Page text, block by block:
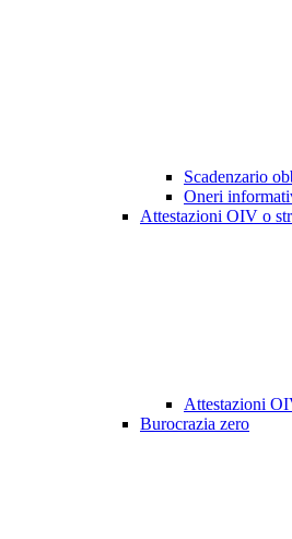
Scadenzario
Oneri
Attestazioni OIV o
Attestazioni
Burocrazia zero